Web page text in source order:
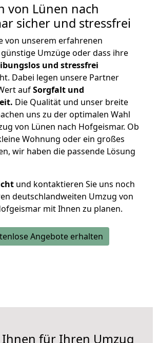
von Lünen nach
sicher und stressfrei
von unserem erfahrenen
Umzüge oder dass ihre
und stressfrei
Dabei legen unsere Partner
aufSorgfalt und
Die Qualität und unser breite
uns zu der optimalen Wahl
von Lünen nach Hofgeismar. Ob
Wohnung oder ein großes
wir haben die passende Lösung
und kontaktieren Sie uns noch
deutschlandweiten Umzug von
mit Ihnen zu planen.
Angebote erhalten
Ihnen für Ihren Umzug